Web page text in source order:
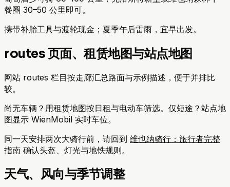
餐圈 30–50 公里即可。
携带补胎工具与渡轮现金；夏季午后雷雨，宜早出发。
routes 页面、租赁地图与站点地图
网站 routes 栏目按走廊汇总路面与示例描述，便于并排比
较。
尚无车辆？用租赁地图按日租与电动车筛选。仅短途？站点地
图显示 WienMobil 实时车位。
同一天安排两次大骑行前，请回到 维也纳骑行：旅行者完整
指南 确认头盔、灯光与地铁规则。
天气、风向与季节调整